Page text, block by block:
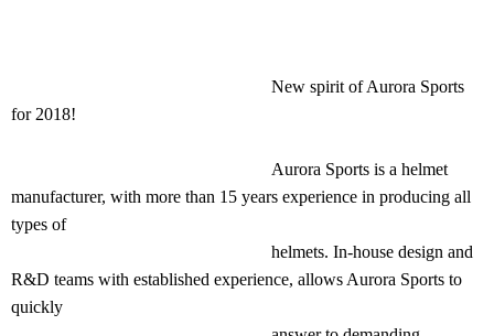
New spirit of Aurora Sports
for 2018!
Aurora Sports is a helmet
manufacturer, with more than 15 years experience in producing all
types of
helmets. In-house design and
R&D teams with established experience, allows Aurora Sports to
quickly